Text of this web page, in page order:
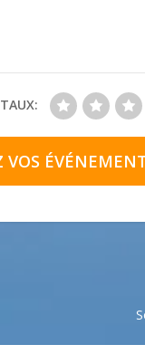
TAUX:
VOS